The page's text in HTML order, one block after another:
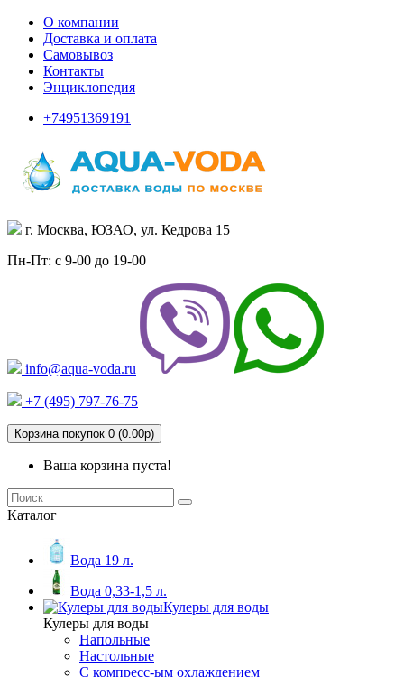
О компании
Доставка и оплата
Самовывоз
Контакты
Энциклопедия
+74951369191
г. Москва, ЮЗАО, ул. Кедрова 15
Пн-Пт: с 9-00 до 19-00
info@aqua-voda.ru
+7 (495) 797-76-75
Корзина покупок 0 (0.00р)
Ваша корзина пуста!
Каталог
Вода 19 л.
Вода 0,33-1,5 л.
Кулеры для воды
Кулеры для воды
Напольные
Настольные
С компресс-ым охлаждением